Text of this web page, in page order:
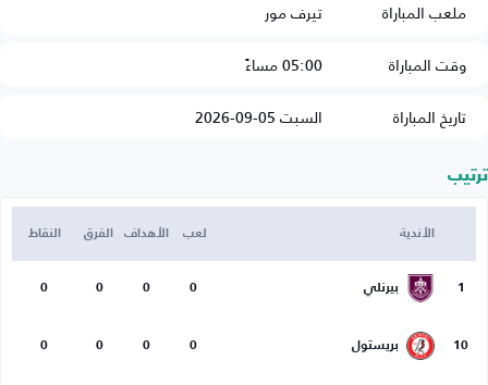
ملعب المباراة
تيرف مور
وقت المباراة
05:00 مساءً
تاريخ المباراة
السبت 05-09-2026
ترتيب
الأندية لعب الأهداف الفرق النقاط
1 بيرنلي 0
0
0
0
10 بريستول 0
0
0
0